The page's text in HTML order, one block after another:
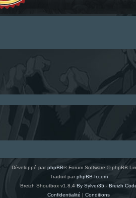
Développé parphpBB® Forum Software © phpBB
Traduit parphpBB-fr.com
Breizh Shoutbox v1.8.4 By Sylver35 - Breizh
Confidentialité | Conditions